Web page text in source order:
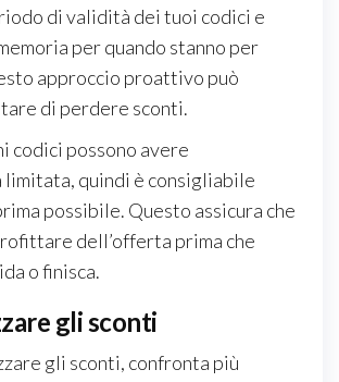
di validità dei tuoi codici e
per quando stanno per
approccio proattivo può
di perdere sconti.
codici possono avere
quindi è consigliabile
possibile. Questo assicura che
dell’offerta prima che
o finisca.
gli sconti
gli sconti, confronta più